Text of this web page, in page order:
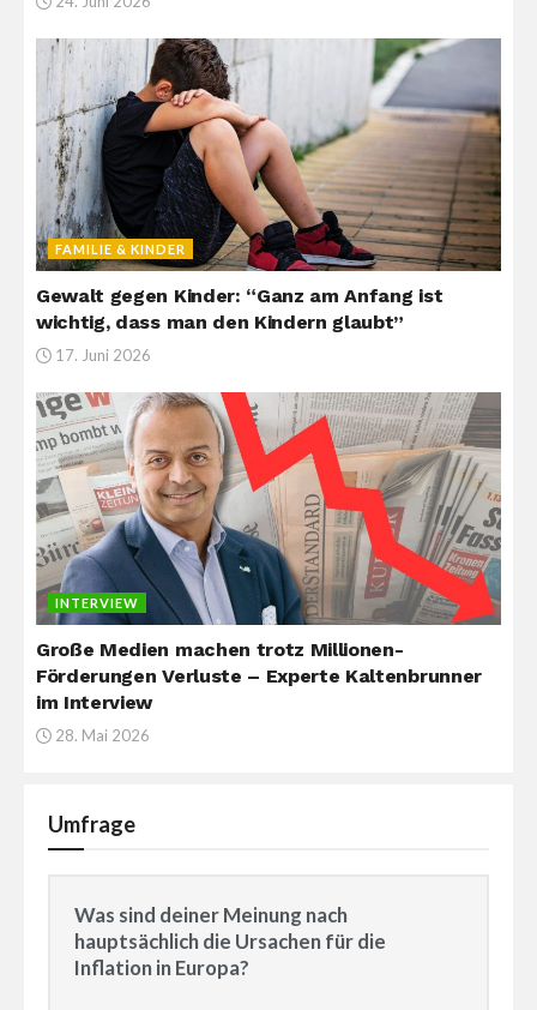
FAMILIE & KINDER
Gewalt gegen Kinder: “Ganz am Anfang ist
wichtig, dass man den Kindern glaubt”
17. Juni 2026
INTERVIEW
Große Medien machen trotz Millionen-
Förderungen Verluste – Experte Kaltenbrunner
im Interview
28. Mai 2026
Umfrage
Was sind deiner Meinung nach
hauptsächlich die Ursachen für die
Inflation in Europa?